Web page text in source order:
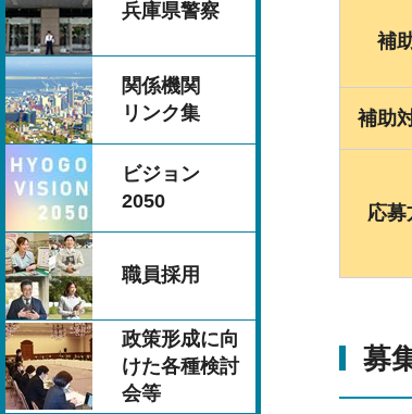
兵庫県警察
関係機関
リンク集
ビジョン
2050
職員採用
政策形成に向
けた各種検討
会等
補
補助
応募
募